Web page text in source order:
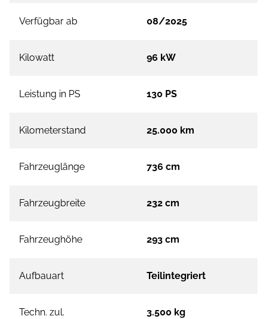
Verfügbar ab 08/2025
Kilowatt 96 kW
Leistung in PS 130 PS
Kilometerstand 25.000 km
Fahrzeuglänge 736 cm
Fahrzeugbreite 232 cm
Fahrzeughöhe 293 cm
Aufbauart Teilintegriert
Techn. zul.
3.500 kg